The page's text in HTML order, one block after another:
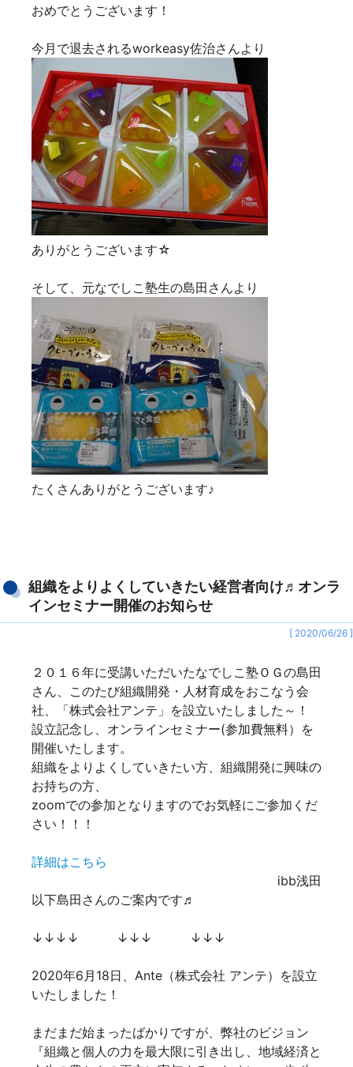
おめでとうございます！
今月で退去されるworkeasy佐治さんより
ありがとうございます☆
そして、元なでしこ塾生の島田さんより
たくさんありがとうございます♪
組織をよりよくしていきたい経営者向け♬オンラ
インセミナー開催のお知らせ
[ 2020/06/26 ]
２０１６年に受講いただいたなでしこ塾ＯＧの島田
さん、このたび組織開発・人材育成をおこなう会
社、「株式会社アンテ」を設立いたしました～！
設立記念し、オンラインセミナー(参加費無料）を
開催いたします。
組織をよりよくしていきたい方、組織開発に興味の
お持ちの方、
zoomでの参加となりますのでお気軽にご参加くだ
さい！！！
詳細はこちら
ibb浅田
以下島田さんのご案内です♬
↓↓↓↓ ↓↓↓ ↓↓↓
2020年6月18日、Ante（株式会社 アンテ）を設立
いたしました！
まだまだ始まったばかりですが、弊社のビジョン
『組織と個人の力を最大限に引き出し、地域経済と